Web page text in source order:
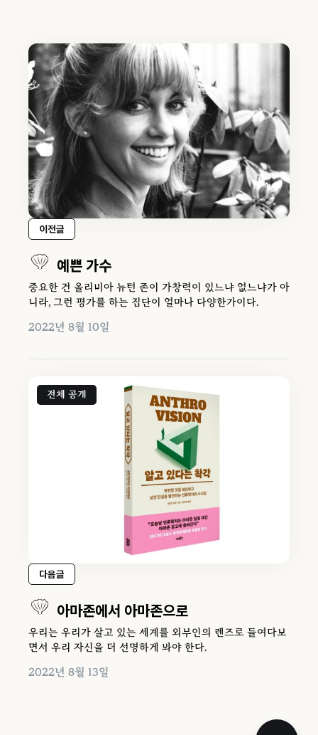
이전글
예쁜 가수
중요한 건 올리비아 뉴턴 존이 가창력이 있느냐 없느냐가 아
니라, 그런 평가를 하는 집단이 얼마나 다양한가이다.
2022년 8월 10일
전체 공개
다음글
아마존에서 아마존으로
우리는 우리가 살고 있는 세계를 외부인의 렌즈로 들여다보
면서 우리 자신을 더 선명하게 봐야 한다.
2022년 8월 13일